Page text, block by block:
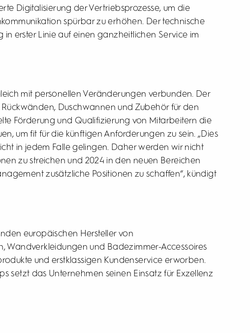
Digitalisierung der Vertriebsprozesse, um die
spürbar zu erhöhen. Der technische
erster Linie auf einen ganzheitlichen Service im
mit personellen Veränderungen verbunden. Der
Duschwannen und Zubehör für den
Förderung und Qualifizierung von Mitarbeitern die
um fit für die künftigen Anforderungen zu sein. „Dies
in jedem Falle gelingen. Daher werden wir nicht
zu streichen und 2024 in den neuen Bereichen
zusätzliche Positionen zu schaffen“, kündigt
europäischen Hersteller von
Wandverkleidungen und Badezimmer-Accessoires
und erstklassigen Kundenservice erworben.
setzt das Unternehmen seinen Einsatz für Exzellenz